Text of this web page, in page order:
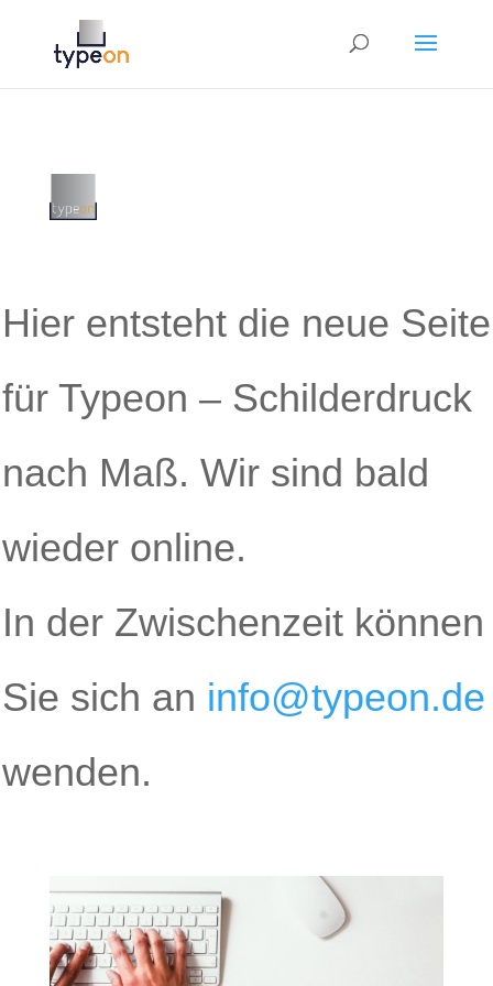
Hier entsteht die neue Seite
für Typeon – Schilderdruck
nach Maß. Wir sind bald
wieder online.
In der Zwischenzeit können
Sie sich an info@typeon.de
wenden.